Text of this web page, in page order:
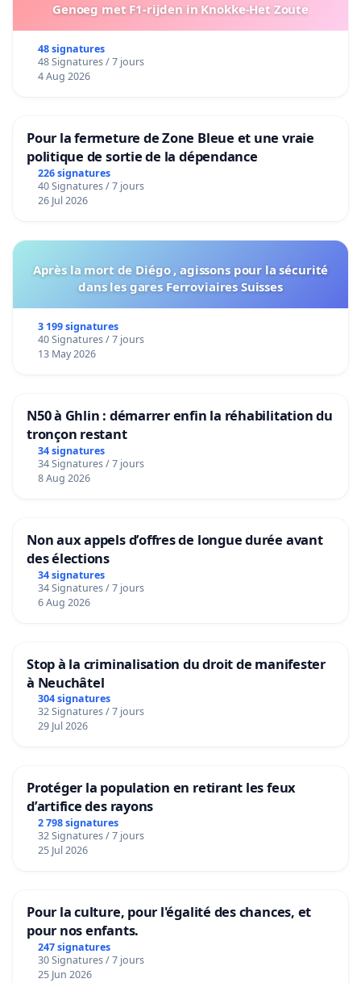
Genoeg met F1-rijden in Knokke-Het Zoute
48 signatures
48 Signatures / 7 jours
4 Aug 2026
Pour la fermeture de Zone Bleue et une vraie
politique de sortie de la dépendance
226 signatures
40 Signatures / 7 jours
26 Jul 2026
Après la mort de Diégo , agissons pour la sécurité
dans les gares Ferroviaires Suisses
3 199 signatures
40 Signatures / 7 jours
13 May 2026
N50 à Ghlin : démarrer enfin la réhabilitation du
tronçon restant
34 signatures
34 Signatures / 7 jours
8 Aug 2026
Non aux appels d’offres de longue durée avant
des élections
34 signatures
34 Signatures / 7 jours
6 Aug 2026
Stop à la criminalisation du droit de manifester
à Neuchâtel
304 signatures
32 Signatures / 7 jours
29 Jul 2026
Protéger la population en retirant les feux
d’artifice des rayons
2 798 signatures
32 Signatures / 7 jours
25 Jul 2026
Pour la culture, pour l'égalité des chances, et
pour nos enfants.
247 signatures
30 Signatures / 7 jours
25 Jun 2026